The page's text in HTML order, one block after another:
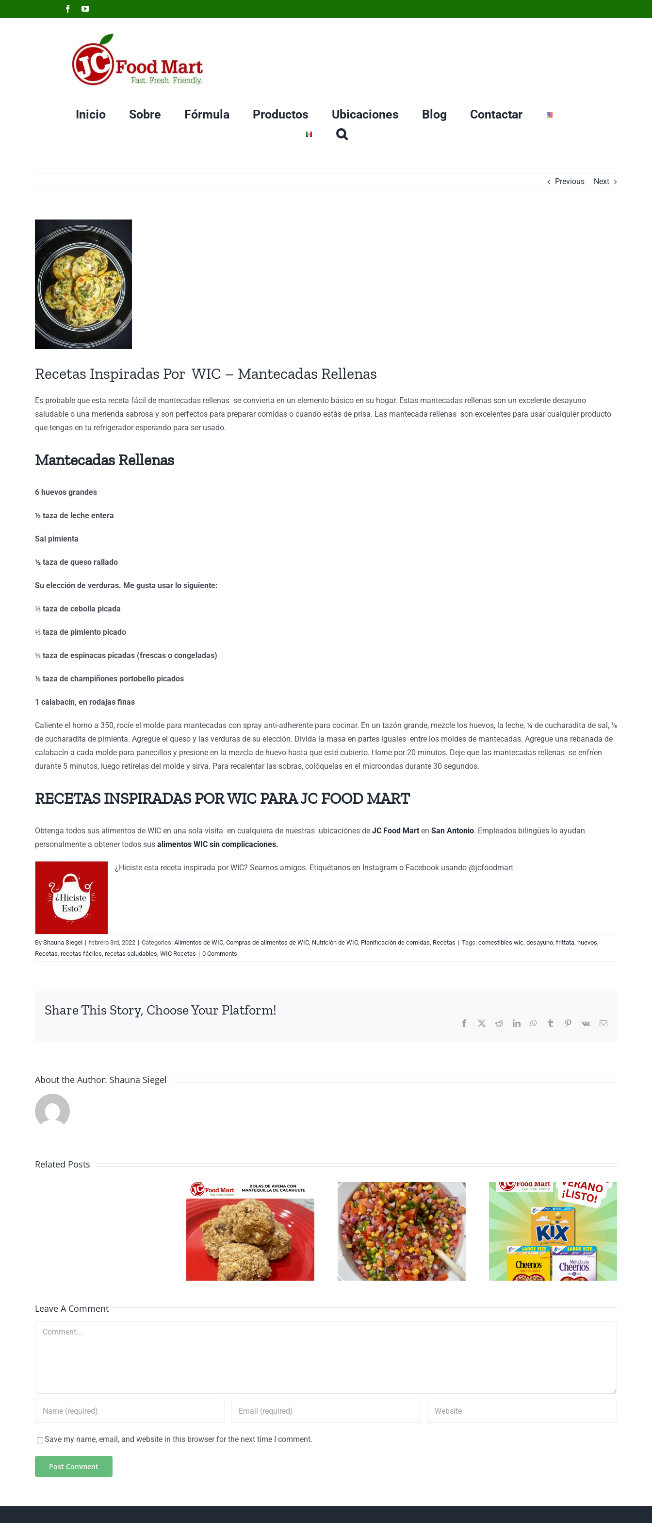
to
FacebookYouTube
Inicio Sobre Fórmula Productos Ubicaciones Blog Contactar
Previous Next
Larger
Image
Recetas Inspiradas Por WIC – Mantecadas Rellenas
Es probable que esta receta fácil de mantecadas rellenas se convierta en un elemento básico en su hogar. Estas mantecadas rellenas son un excelente desayuno
saludable o una merienda sabrosa y son perfectos para preparar comidas o cuando estás de prisa. Las mantecada rellenas son excelentes para usar cualquier producto
que tengas en tu refrigerador esperando para ser usado.
Mantecadas Rellenas
6 huevos grandes
½ taza de leche entera
Sal pimienta
½ taza de queso rallado
Su elección de verduras. Me gusta usar lo siguiente:
⅓ taza de cebolla picada
⅓ taza de pimiento picado
⅓ taza de espinacas picadas (frescas o congeladas)
½ taza de champiñones portobello picados
1 calabacín, en rodajas finas
Caliente el horno a 350, rocíe el molde para mantecadas con spray anti-adherente para cocinar. En un tazón grande, mezcle los huevos, la leche, ¼ de cucharadita de sal, ⅛
de cucharadita de pimienta. Agregue el queso y las verduras de su elección. Divida la masa en partes iguales entre los moldes de mantecadas. Agregue una rebanada de
calabacín a cada molde para panecillos y presione en la mezcla de huevo hasta que esté cubierto. Horne por 20 minutos. Deje que las mantecadas rellenas se enfríen
durante 5 minutos, luego retírelas del molde y sirva. Para recalentar las sobras, colóquelas en el microondas durante 30 segundos.
RECETAS INSPIRADAS POR WIC PARA JC FOOD MART
Obtenga todos sus alimentos de WIC en una sola visita en cualquiera de nuestras ubicaciónes de JC Food Mart en San Antonio. Empleados bilingües lo ayudan
personalmente a obtener todos sus alimentos WIC sin complicaciones.
¿Hiciste esta receta inspirada por WIC? Seamos amigos. Etiquétanos en Instagram o Facebook usando @jcfoodmart
By Shauna Siegel | febrero 3rd, 2022 | Categories: Alimentos de WIC, Compras de alimentos de WIC, Nutrición de WIC, Planificación de comidas, Recetas | Tags: comestibles wic, desayuno, frittata, huevos,
Recetas, recetas fáciles, recetas saludables, WIC Recetas | 0 Comments
Share This Story, Choose Your Platform!
Facebook RedditLinkedInWhatsApp
Tumblr Pinterest
Vk Email
About the Author: Shauna Siegel
Related Posts
Fresca, sabrosa y
perfecta para el
verano: Receta de
ensalada de elote
y frijoles negros
Los cereales no
son sólo para el
desayuno
Leave A Comment
Comment
Save my name, email, and website in this browser for the next time I comment.